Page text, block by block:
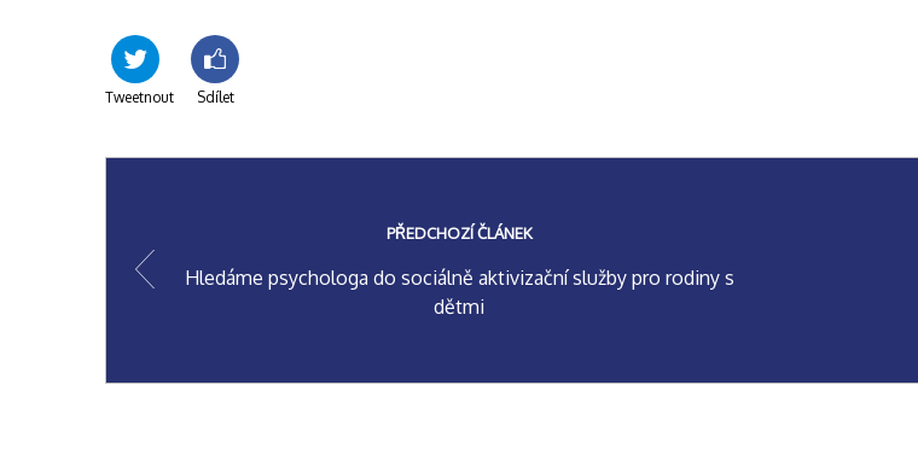
Tweetnout Sdílet
PŘEDCHOZÍ ČLÁNEK
Hledáme psychologa do sociálně aktivizační služby pro rodiny s
dětmi